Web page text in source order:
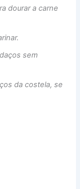
dourar a carne
sem
da costela, se